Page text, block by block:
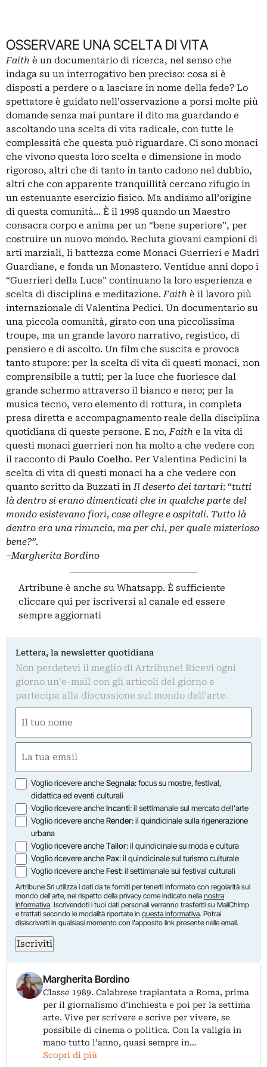
OSSERVARE UNA SCELTA DI VITA
Faith è un documentario di ricerca, nel senso che
indaga su un interrogativo ben preciso: cosa si è
disposti a perdere o a lasciare in nome della fede? Lo
spettatore è guidato nell’osservazione a porsi molte più
domande senza mai puntare il dito ma guardando e
ascoltando una scelta di vita radicale, con tutte le
complessità che questa può riguardare. Ci sono monaci
che vivono questa loro scelta e dimensione in modo
rigoroso, altri che di tanto in tanto cadono nel dubbio,
altri che con apparente tranquillità cercano rifugio in
un estenuante esercizio fisico. Ma andiamo all’origine
di questa comunità… È il 1998 quando un Maestro
consacra corpo e anima per un “bene superiore”, per
costruire un nuovo mondo. Recluta giovani campioni di
arti marziali, li battezza come Monaci Guerrieri e Madri
Guardiane, e fonda un Monastero. Ventidue anni dopo i
“Guerrieri della Luce” continuano la loro esperienza e
scelta di disciplina e meditazione.Faith è il lavoro più
internazionale di Valentina Pedici. Un documentario su
una piccola comunità, girato con una piccolissima
troupe, ma un grande lavoro narrativo, registico, di
pensiero e di ascolto. Un film che suscita e provoca
tanto stupore: per la scelta di vita di questi monaci, non
comprensibile a tutti; per la luce che fuoriesce dal
grande schermo attraverso il bianco e nero; per la
musica tecno, vero elemento di rottura, in completa
presa diretta e accompagnamento reale della disciplina
quotidiana di queste persone. E no,Faith e la vita di
questi monaci guerrieri non ha molto a che vedere con
il racconto di Paulo Coelho. Per Valentina Pedicini la
scelta di vita di questi monaci ha a che vedere con
quanto scritto da Buzzati inIl deserto dei tartari: “tutti
là dentro si erano dimenticati che in qualche parte del
mondo esistevano fiori, case allegre e ospitali. Tutto là
dentro era una rinuncia, ma per chi, per quale misterioso
bene?”.
–Margherita Bordino
Artribune è anche su Whatsapp. È sufficiente
cliccare qui per iscriversi al canale ed essere
sempre aggiornati
Lettera, la newsletter quotidiana
Non perdetevi il meglio di Artribune! Ricevi ogni
giorno un'e-mail con gli articoli del giorno e
partecipa alla discussione sul mondo dell'arte.
(Obbligatorio)
Nome
(Obbligatorio)
Opzioni
Voglio ricevere ancheSegnala: focus su mostre, festival,
didattica ed eventi culturali
Voglio ricevere ancheIncanti: il settimanale sul mercato dell'arte
Voglio ricevere ancheRender: il quindicinale sulla rigenerazione
urbana
Voglio ricevere ancheTailor: il quindicinale su moda e cultura
Voglio ricevere anchePax: il quindicinale sul turismo culturale
Voglio ricevere ancheFest: il settimanale sui festival culturali
Artribune Srl utilizza i dati da te forniti per tenerti informato con regolarità sul
mondo dell'arte, nel rispetto della privacy come indicato nella nostra
informativa. Iscrivendoti i tuoi dati personali verranno trasferiti su MailChimp
e trattati secondo le modalità riportate in questa informativa. Potrai
disiscriverti in qualsiasi momento con l'apposito link presente nelle email.
Iscriviti
Margherita Bordino
Classe 1989. Calabrese trapiantata a Roma, prima
per il giornalismo d’inchiesta e poi per la settima
arte. Vive per scrivere e scrive per vivere, se
possibile di cinema o politica. Con la valigia in
mano tutto l’anno, quasi sempre in…
Scopri di più